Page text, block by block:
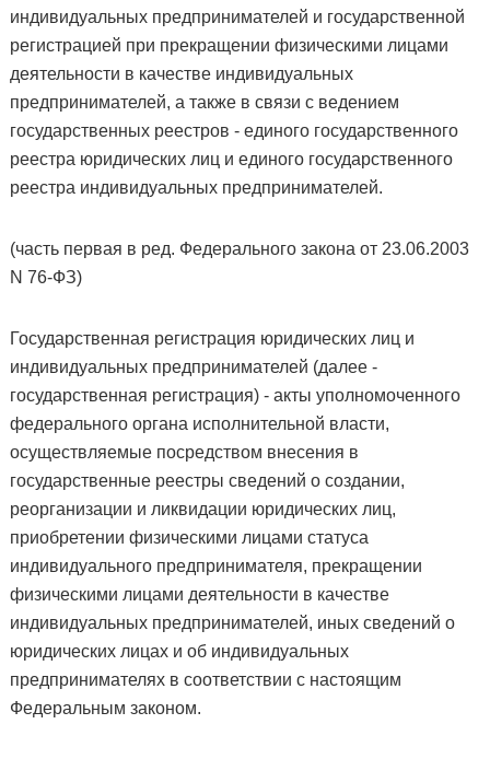
индивидуальных предпринимателей и государственной
регистрацией при прекращении физическими лицами
деятельности в качестве индивидуальных
предпринимателей, а также в связи с ведением
государственных реестров - единого государственного
реестра юридических лиц и единого государственного
реестра индивидуальных предпринимателей.
(часть первая в ред. Федерального закона от 23.06.2003
N 76-ФЗ)
Государственная регистрация юридических лиц и
индивидуальных предпринимателей (далее -
государственная регистрация) - акты уполномоченного
федерального органа исполнительной власти,
осуществляемые посредством внесения в
государственные реестры сведений о создании,
реорганизации и ликвидации юридических лиц,
приобретении физическими лицами статуса
индивидуального предпринимателя, прекращении
физическими лицами деятельности в качестве
индивидуальных предпринимателей, иных сведений о
юридических лицах и об индивидуальных
предпринимателях в соответствии с настоящим
Федеральным законом.